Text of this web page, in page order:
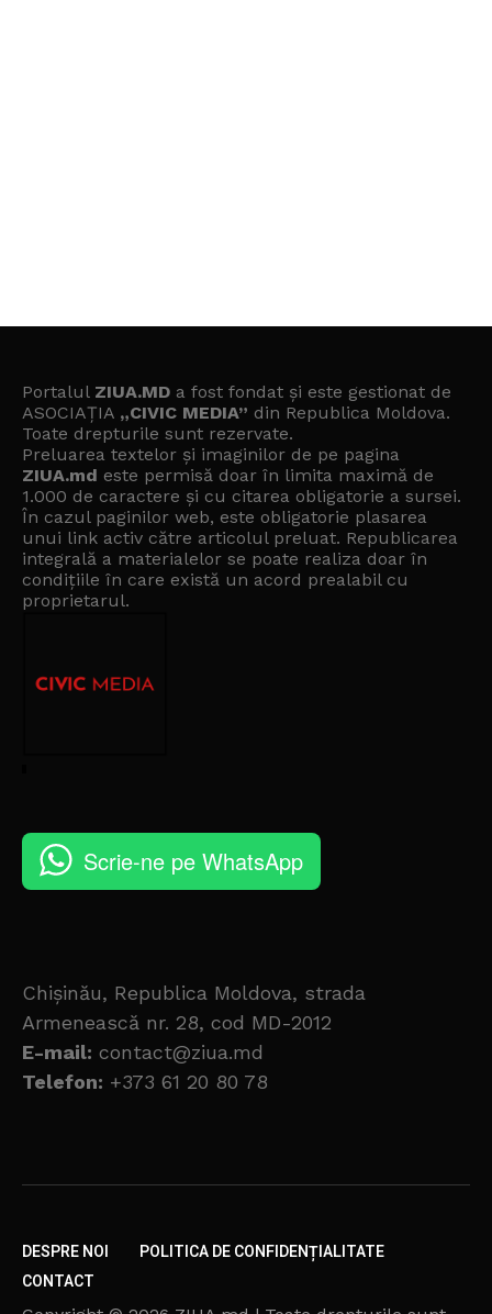
Portalul ZIUA.MD a fost fondat și este gestionat de
ASOCIAȚIA „CIVIC MEDIA” din Republica Moldova.
Toate drepturile sunt rezervate.
Preluarea textelor și imaginilor de pe pagina
ZIUA.md este permisă doar în limita maximă de
1.000 de caractere și cu citarea obligatorie a sursei.
În cazul paginilor web, este obligatorie plasarea
unui link activ către articolul preluat. Republicarea
integrală a materialelor se poate realiza doar în
condițiile în care există un acord prealabil cu
proprietarul.
Scrie-ne pe WhatsApp
Chișinău, Republica Moldova, strada
Armenească nr. 28, cod MD-2012
E-mail: contact@ziua.md
Telefon: +373 61 20 80 78
DESPRE NOI
POLITICA DE CONFIDENȚIALITATE
CONTACT